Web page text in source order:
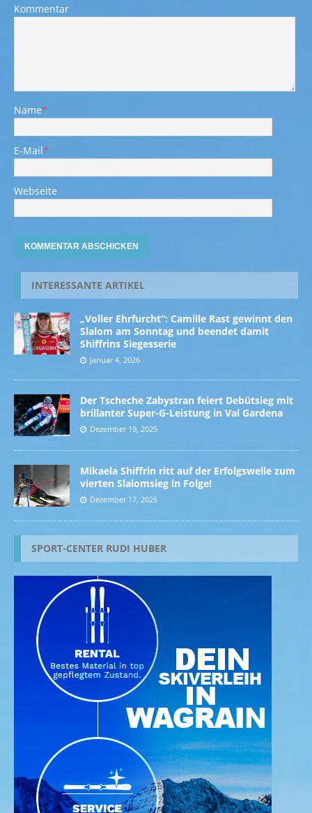
Kommentar
Name*
E-Mail*
Webseite
INTERESSANTE ARTIKEL
„Voller Ehrfurcht“: Camille Rast gewinnt den
Slalom am Sonntag und beendet damit
Shiffrins Siegesserie
Januar 4, 2026
Der Tscheche Zabystran feiert Debütsieg mit
brillanter Super-G-Leistung in Val Gardena
Dezember 19, 2025
Mikaela Shiffrin ritt auf der Erfolgswelle zum
vierten Slalomsieg in Folge!
Dezember 17, 2025
SPORT-CENTER RUDI HUBER